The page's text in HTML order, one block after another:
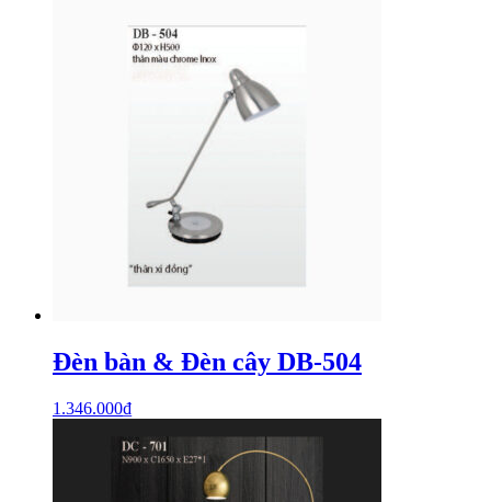
Đèn bàn & Đèn cây DB-504
1.346.000₫